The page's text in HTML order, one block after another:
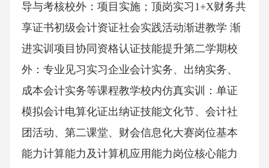
导与考核校外：项目实施；顶岗实习1+X财务共
享证书初级会计资证社会实践活动渐进教学 渐
进实训项目协同资格认证技能提升第二学期校
外：专业见习实习企业会计实务、出纳实务、
成本会计实务等课程教学校内仿真实训：单证
模拟会计电算化证出纳证技能文化节、会计社
团活动、第二课堂、财会信息化大赛岗位基本
能力计算能力及计算机应用能力岗位核心能力